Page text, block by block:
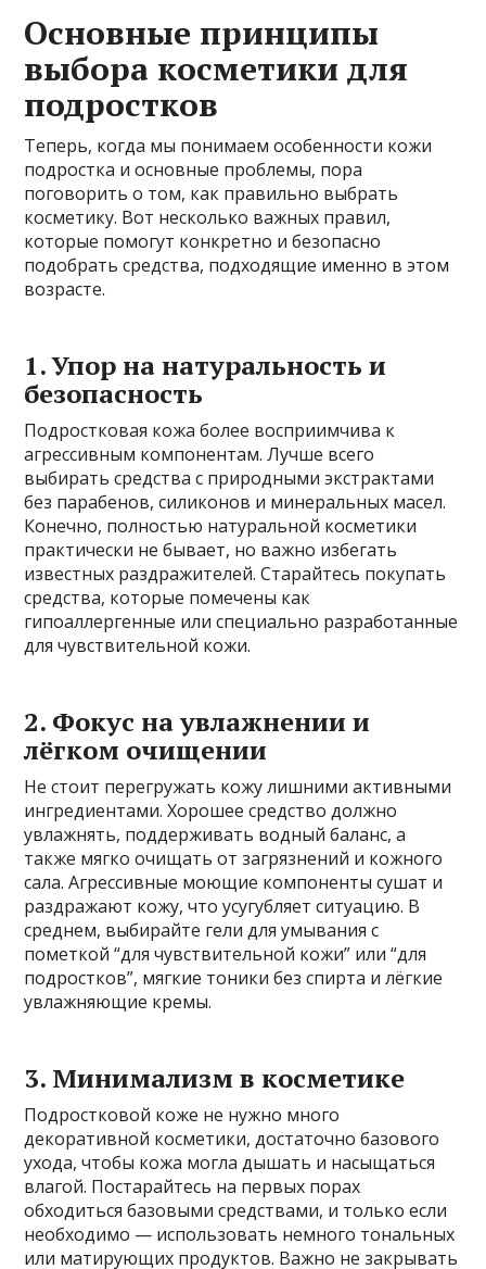
Основные принципы
выбора косметики для
подростков
Теперь, когда мы понимаем особенности кожи
подростка и основные проблемы, пора
поговорить о том, как правильно выбрать
косметику. Вот несколько важных правил,
которые помогут конкретно и безопасно
подобрать средства, подходящие именно в этом
возрасте.
1. Упор на натуральность и
безопасность
Подростковая кожа более восприимчива к
агрессивным компонентам. Лучше всего
выбирать средства с природными экстрактами
без парабенов, силиконов и минеральных масел.
Конечно, полностью натуральной косметики
практически не бывает, но важно избегать
известных раздражителей. Старайтесь покупать
средства, которые помечены как
гипоаллергенные или специально разработанные
для чувствительной кожи.
2. Фокус на увлажнении и
лёгком очищении
Не стоит перегружать кожу лишними активными
ингредиентами. Хорошее средство должно
увлажнять, поддерживать водный баланс, а
также мягко очищать от загрязнений и кожного
сала. Агрессивные моющие компоненты сушат и
раздражают кожу, что усугубляет ситуацию. В
среднем, выбирайте гели для умывания с
пометкой “для чувствительной кожи” или “для
подростков”, мягкие тоники без спирта и лёгкие
увлажняющие кремы.
3. Минимализм в косметике
Подростковой коже не нужно много
декоративной косметики, достаточно базового
ухода, чтобы кожа могла дышать и насыщаться
влагой. Постарайтесь на первых порах
обходиться базовыми средствами, и только если
необходимо — использовать немного тональных
или матирующих продуктов. Важно не закрывать